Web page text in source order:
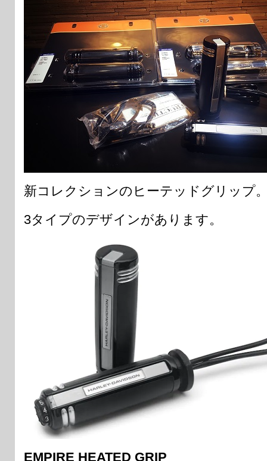
新コレクションのヒーテッドグリップ
3タイプのデザインがあります。
EMPIRE HEATED GRIP